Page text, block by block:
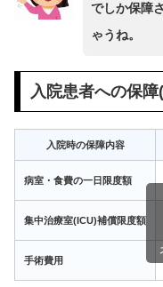
でしか保障
ゃうね。
入院患者への保障
入院時の保障内容
病室・食費の一日限度額
集中治療室(ICU)補償限度額
手術費用